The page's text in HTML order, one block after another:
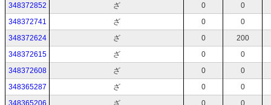
348372852
ざ 0
0
348372741
ざ 0
0
348372624
ざ 0
200
348372615
ざ 0
0
348372608
ざ 0
0
348365287
ざ 0
0
348365206
ざ 0 0